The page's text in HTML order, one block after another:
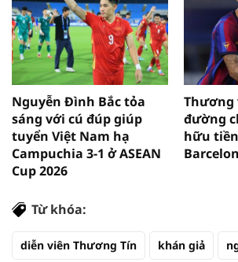
Nguyễn Đình Bắc tỏa
sáng với cú đúp giúp
tuyển Việt Nam hạ
Campuchia 3-1 ở ASEAN
Cup 2026
Thương
đường
hữu
Từ khóa:
diễn viên Thương Tín khán giả